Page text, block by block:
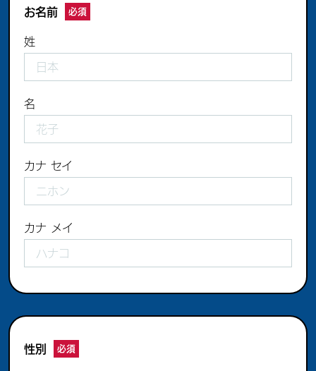
お名前 必須
姓
名
カナ セイ
カナ メイ
性別 必須